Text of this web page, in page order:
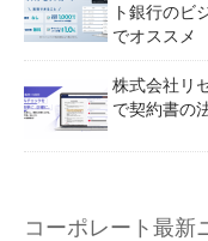
ト銀行のビ
でオススメ
株式会社リ
で契約書の
コーポレート最新